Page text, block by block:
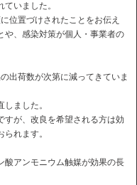
いました。
位置づけされたことをお伝え
や、感染対策が個人・事業者の
出荷数が次第に減ってきていま
ました。
すが、改良を希望される方は効
れます。
酸アンモニウム触媒が効果の長